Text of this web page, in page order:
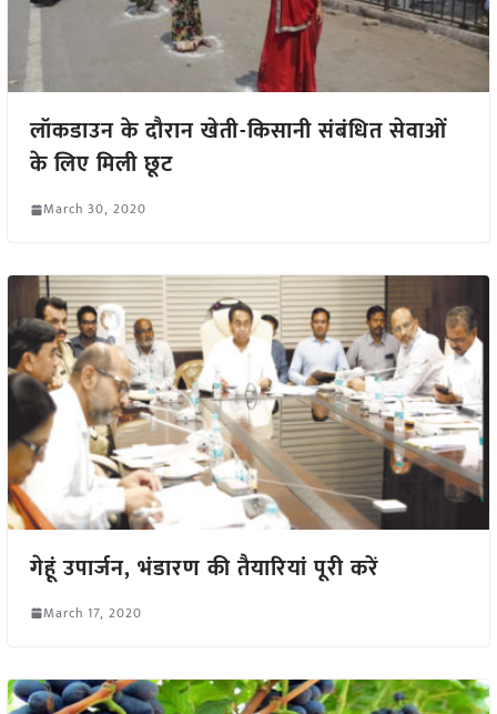
लॉकडाउन के दौरान खेती-किसानी संबंधित सेवाओं
के लिए मिली छूट
March 30, 2020
गेहूं उपार्जन, भंडारण की तैयारियां पूरी करें
March 17, 2020